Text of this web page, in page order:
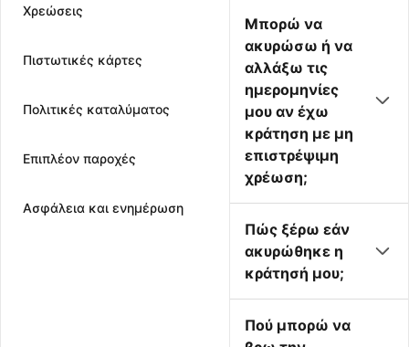
Χρεώσεις
Πιστωτικές κάρτες
Πολιτικές καταλύματος
Επιπλέον παροχές
Ασφάλεια και ενημέρωση
Μπορώ να
ακυρώσω ή να
αλλάξω τις
ημερομηνίες
μου αν έχω
κράτηση με μη
επιστρέψιμη
χρέωση;
Πώς ξέρω εάν
ακυρώθηκε η
κράτησή μου;
Πού μπορώ να